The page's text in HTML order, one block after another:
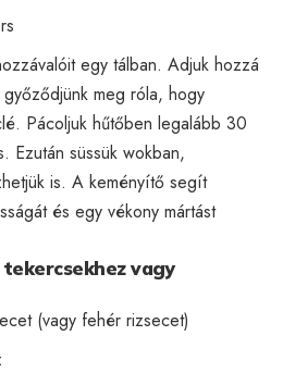
egy tálban. Adjuk hozzá
meg róla, hogy
Pácoljuk hűtőben legalább 30
Ezután süssük wokban,
is. A keményítő segít
és egy vékony mártást
vagy
(vagy fehér rizsecet)